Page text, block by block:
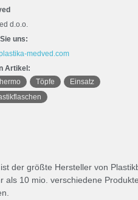
d.o.o.
uns:
medved.com
Artikel:
Töpfe
Einsatz
der größte Hersteller von
als 10 mio. verschiedene